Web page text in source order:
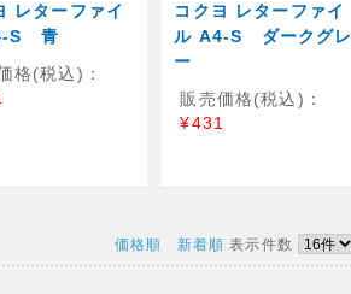
レターファイ
S 青
格(税込)：
コクヨ レターファイ
ル A4-S ダークグレ
ー
販売価格(税込)：
¥431
価格順 新着順 表示件数